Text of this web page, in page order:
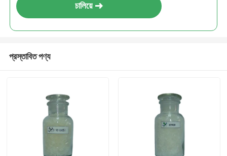
চালিয়ে
প্রস্তাবিত পণ্য